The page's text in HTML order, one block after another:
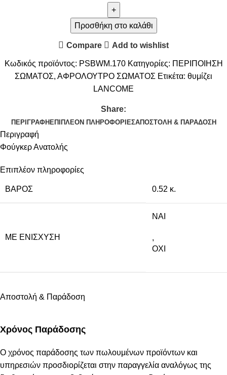
Προσθήκη στο καλάθι
Compare Add to wishlist
Κωδικός προϊόντος: PSBWM.170 Κατηγορίες: ΠΕΡΙΠΟΙΗΣΗ
ΣΩΜΑΤΟΣ, ΑΦΡΟΛΟΥΤΡΟ ΣΩΜΑΤΟΣ Ετικέτα: θυμίζει
LANCOME
Share:
ΠΕΡΙΓΡΑΦΉ ΕΠΙΠΛΈΟΝ ΠΛΗΡΟΦΟΡΊΕΣΑΠΟΣΤΟΛΉ & ΠΑΡΆΔΟΣΗ
Περιγραφή
Φούγκερ Ανατολής
Επιπλέον πληροφορίες
ΒΆΡΟΣ 0.52 κ.
ΜΕ ΕΝΊΣΧΥΣΗ
NAI
,
ΟΧΙ
Αποστολή & Παράδοση
Χρόνος Παράδοσης
Ο χρόνος παράδοσης των πωλουμένων προϊόντων και
υπηρεσιών προσδιορίζεται στην παραγγελία αναλόγως της